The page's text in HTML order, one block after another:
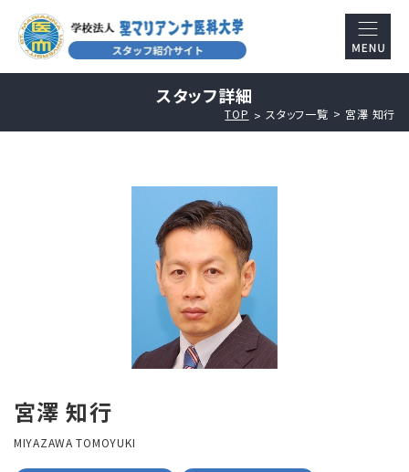
スタッフ詳細
TOP スタッフ一覧 宮澤 知行
宮澤 知行
MIYAZAWA TOMOYUKI